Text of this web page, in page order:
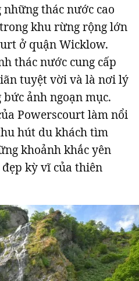
thác nước cao
khu rừng rộng lớn
ở quận Wicklow.
thác nước cung cấp
tuyệt vời và là nơi lý
ảnh ngoạn mục.
Powerscourt làm nổi
hút du khách tìm
khoảnh khắc yên
kỳ vĩ của thiên